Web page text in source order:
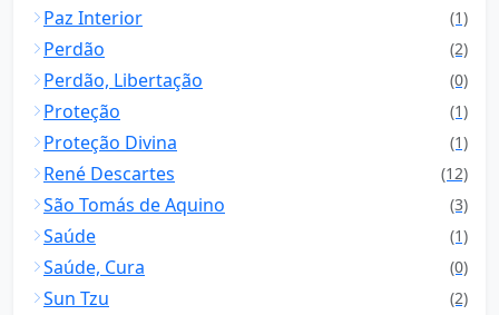
Paz Interior (1)
Perdão (2)
Perdão, Libertação (0)
Proteção (1)
Proteção Divina (1)
René Descartes (12)
São Tomás de Aquino (3)
Saúde (1)
Saúde, Cura (0)
Sun Tzu (2)